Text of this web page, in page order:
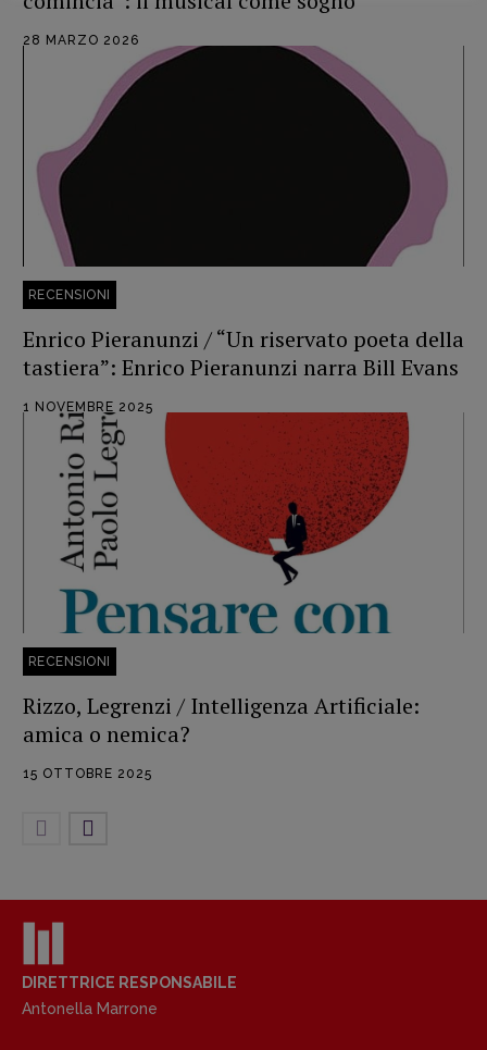
28 MARZO 2026
RECENSIONI
Enrico Pieranunzi / “Un riservato poeta della
tastiera”: Enrico Pieranunzi narra Bill Evans
1 NOVEMBRE 2025
RECENSIONI
Rizzo, Legrenzi / Intelligenza Artificiale:
amica o nemica?
15 OTTOBRE 2025
DIRETTRICE RESPONSABILE
Antonella Marrone